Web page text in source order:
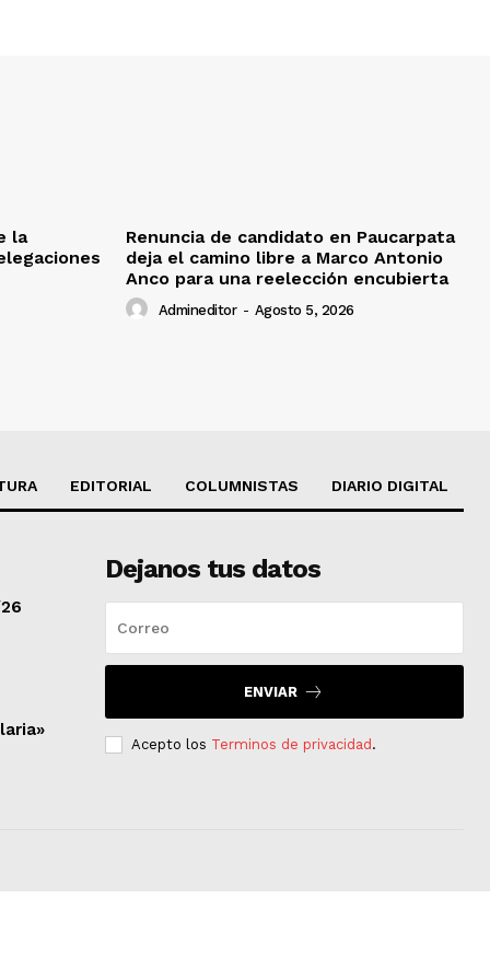
la
Renuncia de candidato en Paucarpata
deja el camino libre a Marco Antonio
Anco para una reelección encubierta
Admineditor - Agosto 5, 2026
EDITORIAL COLUMNISTAS DIARIO DIGITAL
Dejanos tus datos
ENVIAR
Acepto los Terminos de privacidad.